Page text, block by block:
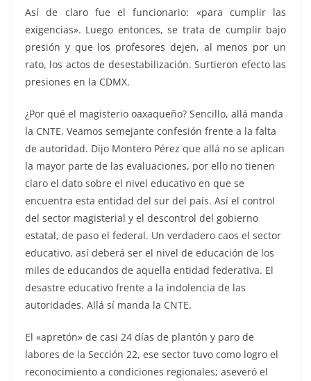
Así de claro fue el funcionario: «para cumplir las
exigencias». Luego entonces, se trata de cumplir bajo
presión y que los profesores dejen, al menos por un
rato, los actos de desestabilización. Surtieron efecto las
presiones en la CDMX.
¿Por qué el magisterio oaxaqueño? Sencillo, allá manda
la CNTE. Veamos semejante confesión frente a la falta
de autoridad. Dijo Montero Pérez que allá no se aplican
la mayor parte de las evaluaciones, por ello no tienen
claro el dato sobre el nivel educativo en que se
encuentra esta entidad del sur del país. Así el control
del sector magisterial y el descontrol del gobierno
estatal, de paso el federal. Un verdadero caos el sector
educativo, así deberá ser el nivel de educación de los
miles de educandos de aquella entidad federativa. El
desastre educativo frente a la indolencia de las
autoridades. Allá sí manda la CNTE.
El «apretón» de casi 24 días de plantón y paro de
labores de la Sección 22, ese sector tuvo como logro el
reconocimiento a condiciones regionales; aseveró el